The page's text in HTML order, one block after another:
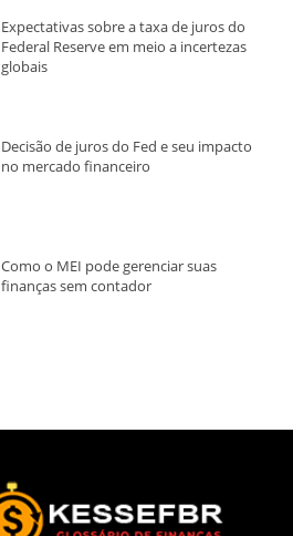
Expectativas sobre a taxa de juros do
Federal Reserve em meio a incertezas
globais
Decisão de juros do Fed e seu impacto
no mercado financeiro
Como o MEI pode gerenciar suas
finanças sem contador